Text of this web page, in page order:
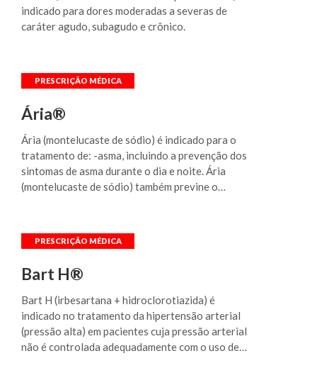
indicado para dores moderadas a severas de
caráter agudo, subagudo e crônico.
Ária®
Ária (montelucaste de sódio) é indicado para o
tratamento de: -asma, incluindo a prevenção dos
sintomas de asma durante o dia e noite. Ária
(montelucaste de sódio) também previne o
diurnos e noturnos como congestão nasal, coriza,
coceira nasal e espirros; congestão nasal ao
noturnos; lacrimejamento, coceira, vermelhidão e
inchaço dos olhos.
Bart H®
Bart H (irbesartana + hidroclorotiazida) é
indicado no tratamento da hipertensão arterial
(pressão alta) em pacientes cuja pressão arterial
não é controlada adequadamente com o uso de